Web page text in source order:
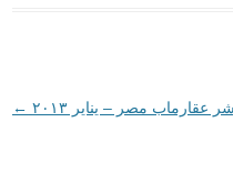
عقارماب مصر – يناير ٢٠١٣ ←